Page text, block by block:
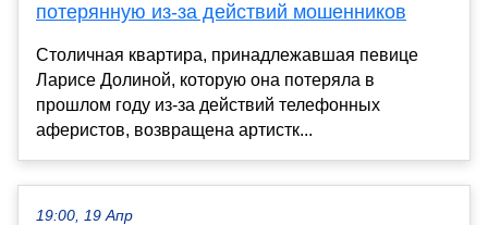
потерянную из-за действий мошенников
Столичная квартира, принадлежавшая певице
Ларисе Долиной, которую она потеряла в
прошлом году из-за действий телефонных
аферистов, возвращена артистк...
19:00, 19 Апр